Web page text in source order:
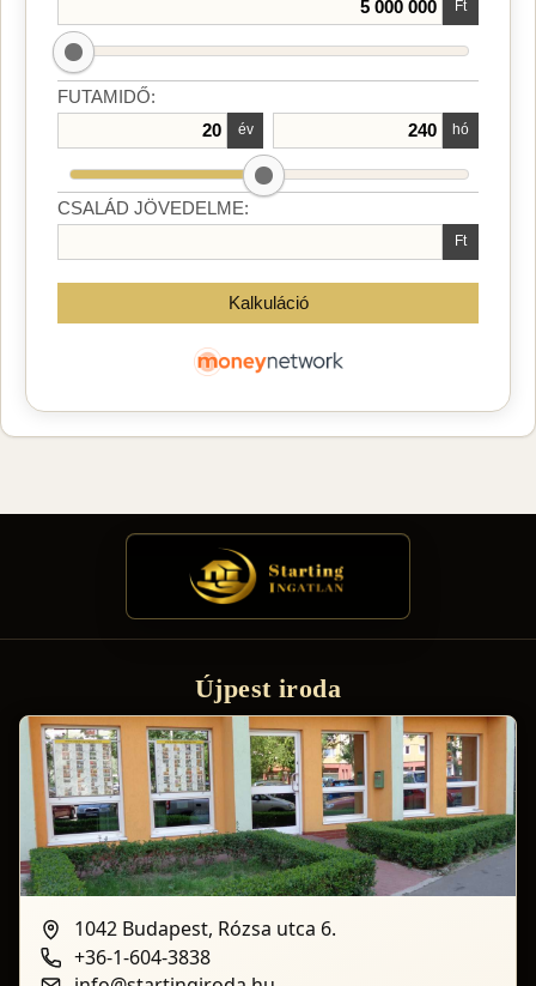
Újpest iroda
1042 Budapest, Rózsa utca 6.
+36-1-604-3838